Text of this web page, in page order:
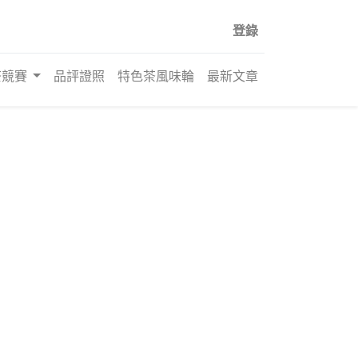
登錄
賽 品評證照 特色茶風味輪 最新文章